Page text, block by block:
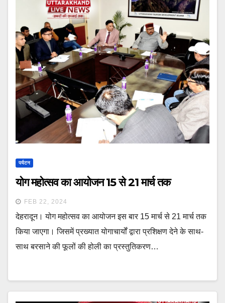
पर्यटन
योग महोत्सव का आयोजन 15 से 21 मार्च तक
FEB 22, 2024
देहरादून। योग महोत्सव का आयोजन इस बार 15 मार्च से 21 मार्च तक
किया जाएगा। जिसमें प्रख्यात योगाचार्यों द्वारा प्रशिक्षण देने के साथ-
साथ बरसाने की फूलों की होली का प्रस्तुतिकरण…